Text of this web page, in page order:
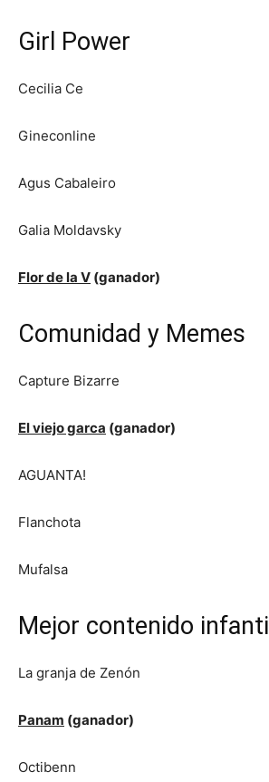
Girl Power
Cecilia Ce
Gineconline
Agus Cabaleiro
Galia Moldavsky
Flor de la V (ganador)
Comunidad y Memes
Capture Bizarre
El viejo garca (ganador)
AGUANTA!
Flanchota
Mufalsa
Mejor contenido infantil
La granja de Zenón
Panam (ganador)
Octibenn